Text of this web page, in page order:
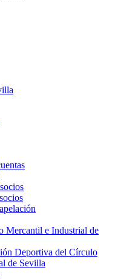
Mercantil e Industrial de
Deportiva del Círculo
de Sevilla